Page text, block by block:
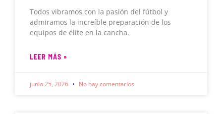
Todos vibramos con la pasión del fútbol y
admiramos la increíble preparación de los
equipos de élite en la cancha.
LEER MÁS »
junio 25, 2026 No hay comentarios